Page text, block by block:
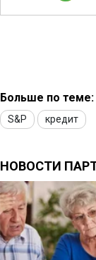
Больше по теме:
S&P кредит